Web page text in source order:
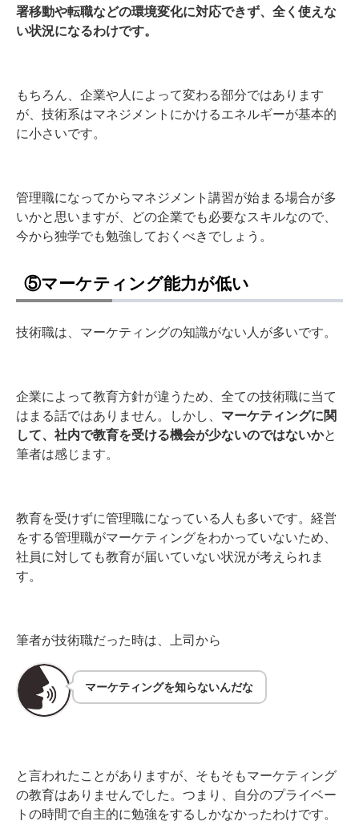
署移動や転職などの環境変化に対応できず、全く使えな
い状況になるわけです。
もちろん、企業や人によって変わる部分ではあります
が、技術系はマネジメントにかけるエネルギーが基本的
に小さいです。
管理職になってからマネジメント講習が始まる場合が多
いかと思いますが、どの企業でも必要なスキルなので、
今から独学でも勉強しておくべきでしょう。
⑤マーケティング能力が低い
技術職は、マーケティングの知識がない人が多いです。
企業によって教育方針が違うため、全ての技術職に当て
はまる話ではありません。しかし、 マーケティングに関
して、社内で教育を受ける機会が少ないのではないかと
筆者は感じます。
教育を受けずに管理職になっている人も多いです。経営
をする管理職がマーケティングをわかっていないため、
社員に対しても教育が届いていない状況が考えられま
す。
筆者が技術職だった時は、上司から
マーケティングを知らないんだな
と言われたことがありますが、そもそもマーケティング
の教育はありませんでした。つまり、自分のプライベー
トの時間で自主的に勉強をするしかなかったわけです。